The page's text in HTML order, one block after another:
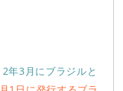
年3月にブラジルと